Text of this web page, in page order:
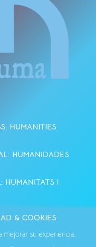
HUMANITIES
HUMANIDADES
HUMANITATS I
& COOKIES
mejorar su experiencia.